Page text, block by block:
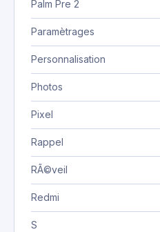
Palm Pre 2
Paramètrages
Personnalisation
Photos
Pixel
Rappel
RÃ©veil
Redmi
S